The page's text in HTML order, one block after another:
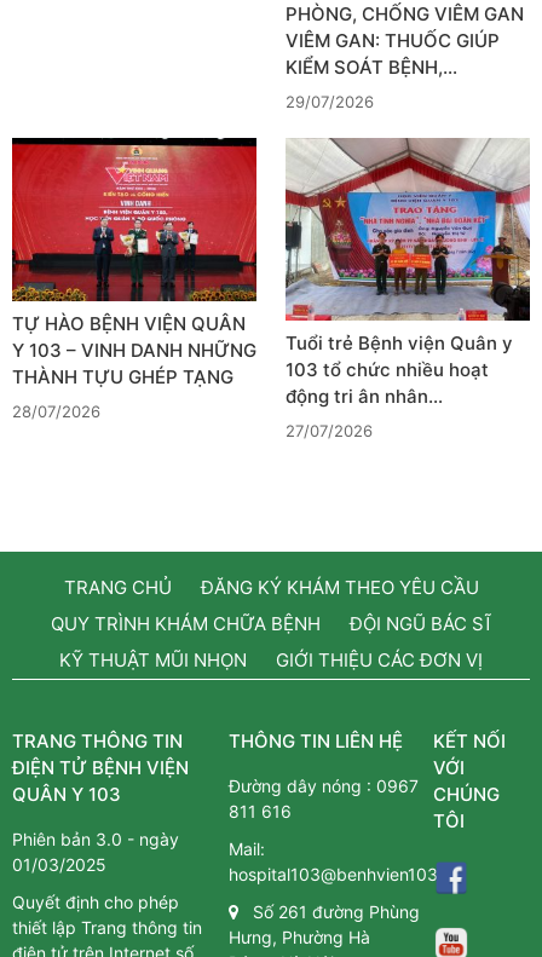
PHÒNG, CHỐNG VIÊM GAN
VIÊM GAN: THUỐC GIÚP
KIỂM SOÁT BỆNH,…
29/07/2026
TỰ HÀO BỆNH VIỆN QUÂN
Y 103 – VINH DANH NHỮNG
THÀNH TỰU GHÉP TẠNG
28/07/2026
Tuổi trẻ Bệnh viện Quân y
103 tổ chức nhiều hoạt
động tri ân nhân…
27/07/2026
TRANG CHỦ
ĐĂNG KÝ KHÁM THEO YÊU CẦU
QUY TRÌNH KHÁM CHỮA BỆNH
ĐỘI NGŨ BÁC SĨ
KỸ THUẬT MŨI NHỌN
GIỚI THIỆU CÁC ĐƠN VỊ
TRANG THÔNG TIN
ĐIỆN TỬ BỆNH VIỆN
QUÂN Y 103
Phiên bản 3.0 - ngày
01/03/2025
Quyết định cho phép
thiết lập Trang thông tin
THÔNG TIN LIÊN HỆ
Đường dây nóng :0967
811 616
Mail:
hospital103@benhvien103.vn
Số 261 đường Phùng
Hưng, Phường Hà
KẾT NỐI
VỚI
CHÚNG
TÔI